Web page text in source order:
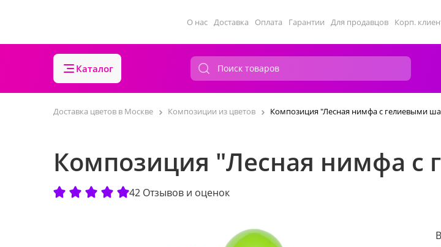
О нас Доставка Оплата Гарантии Для продавцов Корп.
Каталог
Доставка цветов в Москве Композиции из цветов Композиция "Лесная нимфа с гелиевыми
Композиция "Лесная нимфа
42 Отзывов и оценок